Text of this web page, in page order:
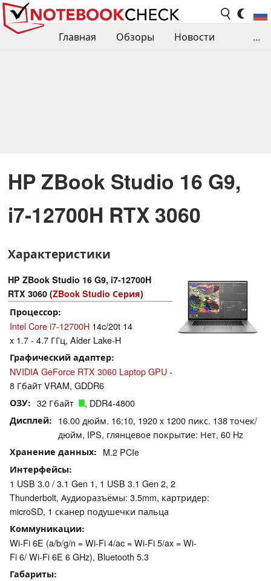
Главная Обзоры
Новости
...
HP ZBook Studio 16 G9,
i7-12700H RTX 3060
Характеристики
HP ZBook Studio 16 G9, i7-12700H
RTX 3060 (ZBook Studio Серия)
Процессор
Intel Core i7-12700H 14c/20t 14
x 1.7 - 4.7 ГГц, Alder Lake-H
Графический адаптер
NVIDIA GeForce RTX 3060 Laptop GPU-
8 Гбайт VRAM, GDDR6
ОЗУ 32 Гбайт , DDR4-4800
Дисплей
16.00 дюйм. 16:10, 1920 x 1200 пикс. 138 точек/
дюйм, IPS, глянцевое покрытие: Нет, 60 Hz
Хранение данных M.2 PCIe
Интерфейсы
1 USB 3.0 / 3.1 Gen 1, 1 USB 3.1 Gen 2, 2
Thunderbolt, Аудиоразъёмы: 3.5mm, картридер:
microSD, 1 сканер подушечки пальца
Коммуникации
Wi-Fi 6E (a/b/g/n = Wi-Fi 4/ac = Wi-Fi 5/ax = Wi-
Fi 6/ Wi-Fi 6E 6 GHz), Bluetooth 5.3
Габариты